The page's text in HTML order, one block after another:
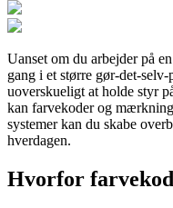
Uanset om du arbejder på
gang i et større gør-det-
uoverskueligt at holde styr
kan farvekoder og
systemer kan du skabe
hverdagen.
Hvorfor